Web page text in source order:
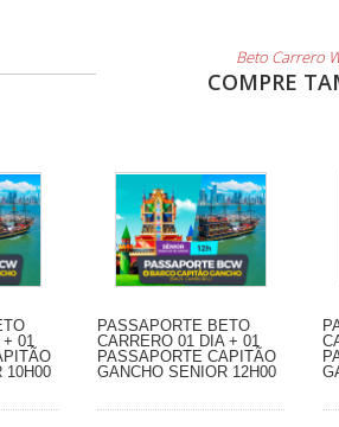
Beto Carrero
COMPRE
01
10H00
PASSAPORTE BETO
CARRERO 01 DIA + 01
PASSAPORTE CAPITÃO
GANCHO SENIOR 12H00